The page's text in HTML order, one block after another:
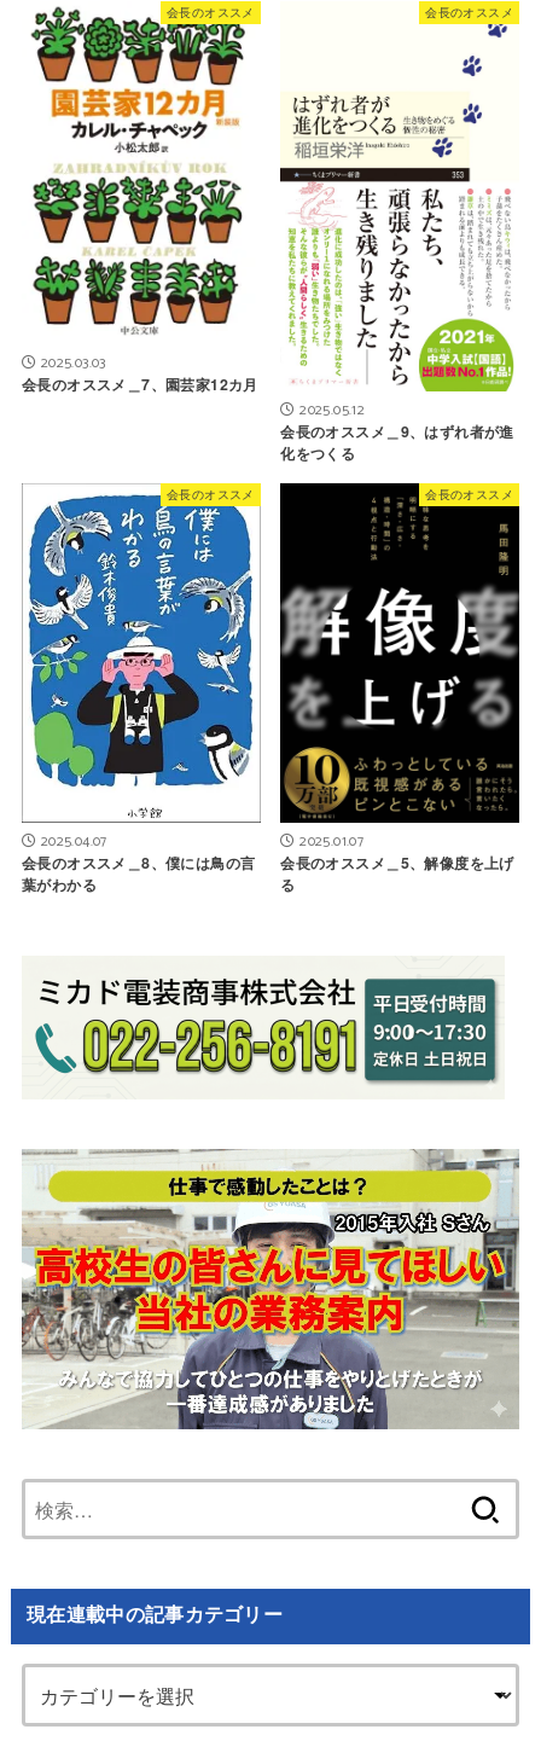
会長のオススメ
2025.03.03
会長のオススメ＿7、園芸家12カ月
会長のオススメ
2025.05.12
会長のオススメ＿9、はずれ者が進
化をつくる
会長のオススメ
2025.04.07
会長のオススメ＿8、僕には鳥の言
葉がわかる
会長のオススメ
2025.01.07
会長のオススメ＿5、解像度を上げ
る
索:
現在連載中の記事カテゴリー